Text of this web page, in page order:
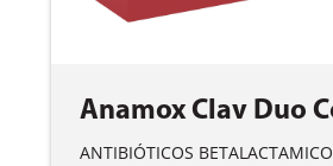
ANTIBIÓTICOS BETALACTAMICO